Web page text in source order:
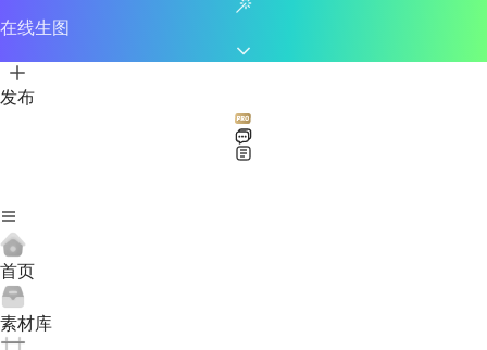
在线生图
发布
首页
素材库